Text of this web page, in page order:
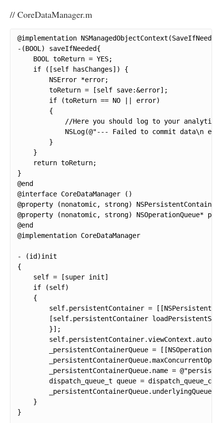
// CoreDataManager.m
@implementation
-(BOOL) saveIfNeeded{
    BOOL toReturn = YES;
    if ([self hasChanges]) {
        NSError *error;
        toReturn = [self save:&error];
        if (toReturn == NO || error)
        {
//Here you should log to your analytics
NSLog(@"--- Failed to commit data\n
        }
    }
    return toReturn;
}
@end
@interface CoreDataManager ()
@property (nonatomic, strong)
@property (nonatomic, strong) NSOperationQueue*
@end
@implementation CoreDataManager
- (id)init
{
    self = [super init]
    if (self)
    {
self.persistentContainer =
[self.persistentContainer
        }];
_persistentContainerQueue =
_persistentContainerQueue.name =
dispatch_queue_t queue =
    }
}